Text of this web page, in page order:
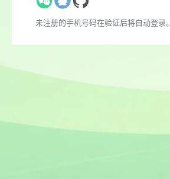
未注册的手机号码在验证后将自动登录。